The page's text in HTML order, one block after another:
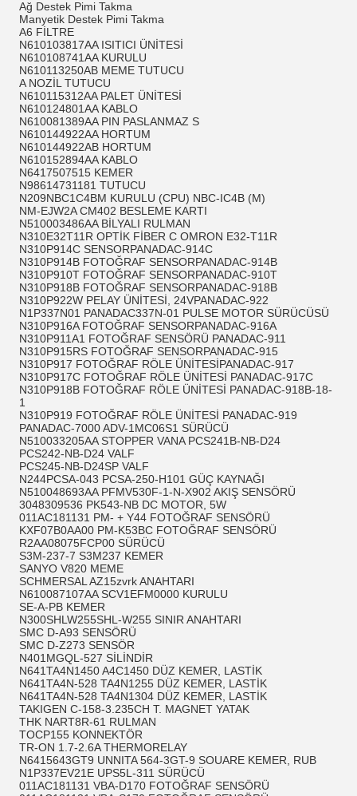
Ağ Destek Pimi Takma
Manyetik Destek Pimi Takma
A6 FİLTRE
N610103817AA ISITICI ÜNİTESİ
N610108741AA KURULU
N610113250AB MEME TUTUCU
A NOZİL TUTUCU
N610115312AA PALET ÜNİTESİ
N610124801AA KABLO
N610081389AA PIN PASLANMAZ S
N610144922AA HORTUM
N610144922AB HORTUM
N610152894AA KABLO
N6417507515 KEMER
N98614731181 TUTUCU
N209NBC1C4BM KURULU (CPU) NBC-IC4B (M)
NM-EJW2A CM402 BESLEME KARTI
N510003486AA BİLYALI RULMAN
N310E32T11R OPTİK FİBER C OMRON E32-T11R
N310P914C SENSORPANADAC-914C
N310P914B FOTOĞRAF SENSORPANADAC-914B
N310P910T FOTOĞRAF SENSORPANADAC-910T
N310P918B FOTOĞRAF SENSORPANADAC-918B
N310P922W PELAY ÜNİTESİ, 24VPANADAC-922
N1P337N01 PANADAC337N-01 PULSE MOTOR SÜRÜCÜSÜ
N310P916A FOTOĞRAF SENSORPANADAC-916A
N310P911A1 FOTOĞRAF SENSÖRÜ PANADAC-911
N310P915RS FOTOĞRAF SENSORPANADAC-915
N310P917 FOTOĞRAF RÖLE ÜNİTESİPANADAC-917
N310P917C FOTOĞRAF RÖLE ÜNİTESİ PANADAC-917C
N310P918B FOTOĞRAF RÖLE ÜNİTESİ PANADAC-918B-18-
1
N310P919 FOTOĞRAF RÖLE ÜNİTESİ PANADAC-919
PANADAC-7000 ADV-1MC06S1 SÜRÜCÜ
N510033205AA STOPPER VANA PCS241B-NB-D24
PCS242-NB-D24 VALF
PCS245-NB-D24SP VALF
N244PCSA-043 PCSA-250-H101 GÜÇ KAYNAĞI
N510048693AA PFMV530F-1-N-X902 AKIŞ SENSÖRÜ
3048309536 PK543-NB DC MOTOR, 5W
011AC181131 PM- + Y44 FOTOĞRAF SENSÖRÜ
KXF07B0AA00 PM-K53BC FOTOĞRAF SENSÖRÜ
R2AA08075FCP00 SÜRÜCÜ
S3M-237-7 S3M237 KEMER
SANYO V820 MEME
SCHMERSAL AZ15zvrk ANAHTARI
N610087107AA SCV1EFM0000 KURULU
SE-A-PB KEMER
N300SHLW255SHL-W255 SINIR ANAHTARI
SMC D-A93 SENSÖRÜ
SMC D-Z273 SENSÖR
N401MGQL-527 SİLİNDİR
N641TA4N1450 A4C1450 DÜZ KEMER, LASTİK
N641TA4N-528 TA4N1255 DÜZ KEMER, LASTİK
N641TA4N-528 TA4N1304 DÜZ KEMER, LASTİK
TAKIGEN C-158-3.235CH T. MAGNET YATAK
THK NART8R-61 RULMAN
TOCP155 KONNEKTÖR
TR-ON 1.7-2.6A THERMORELAY
N6415643GT9 UNNITA 564-3GT-9 SOUARE KEMER, RUB
N1P337EV21E UPS5L-311 SÜRÜCÜ
011AC181131 VBA-D170 FOTOĞRAF SENSÖRÜ